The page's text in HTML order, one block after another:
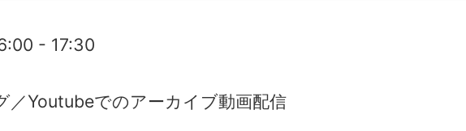
- 17:30
／Youtubeでのアーカイブ動画配信